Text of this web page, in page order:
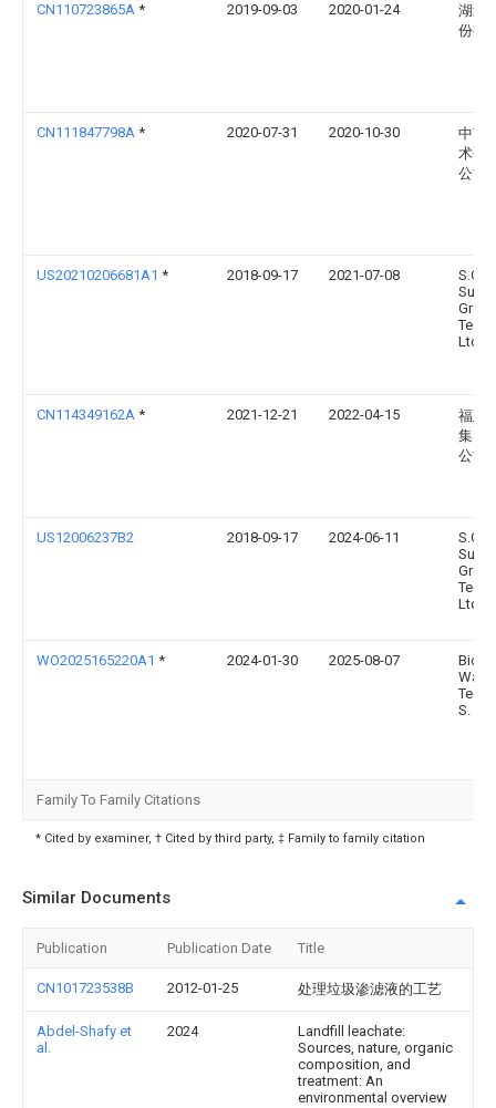
CN110723865A * 2019-09-03 2020-01-24
湖北
份有
CN111847798A * 2020-07-31 2020-10-30
中节
术研
公司
US20210206681A1 * 2018-09-17 2021-07-08
Green
Ltd
CN114349162A * 2021-12-21 2022-04-15
福建
集团
公司
US12006237B2 2018-09-17 2024-06-11
Green
Ltd
WO2025165220A1 * 2024-01-30 2025-08-07
Bio
Water
S. A.
Family To Family Citations
* Cited by examiner, † Cited by third party, ‡ Family to family citation
Similar Documents
Publication Publication Date Title
CN101723538B 2012-01-25 处理垃圾渗滤液的工艺
Abdel-Shafy et
al.
2024
Landfill leachate:
Sources, nature, organic
composition, and
treatment: An
environmental overview